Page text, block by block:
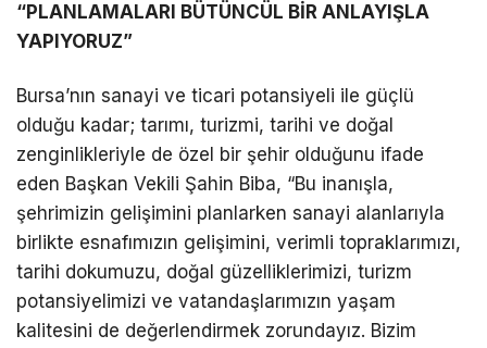
“PLANLAMALARI BÜTÜNCÜL BİR ANLAYIŞLA
YAPIYORUZ”
Bursa’nın sanayi ve ticari potansiyeli ile güçlü
olduğu kadar; tarımı, turizmi, tarihi ve doğal
zenginlikleriyle de özel bir şehir olduğunu ifade
eden Başkan Vekili Şahin Biba, “Bu inanışla,
şehrimizin gelişimini planlarken sanayi alanlarıyla
birlikte esnafımızın gelişimini, verimli topraklarımızı,
tarihi dokumuzu, doğal güzelliklerimizi, turizm
potansiyelimizi ve vatandaşlarımızın yaşam
kalitesini de değerlendirmek zorundayız. Bizim